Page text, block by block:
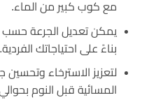
مع كوب كبير من الماء.
يمكن تعديل الجرعة حسب
بناءً على احتياجاتك الفردية.
لتعزيز الاسترخاء وتحسين
المسائية قبل النوم بحوالي 30-60